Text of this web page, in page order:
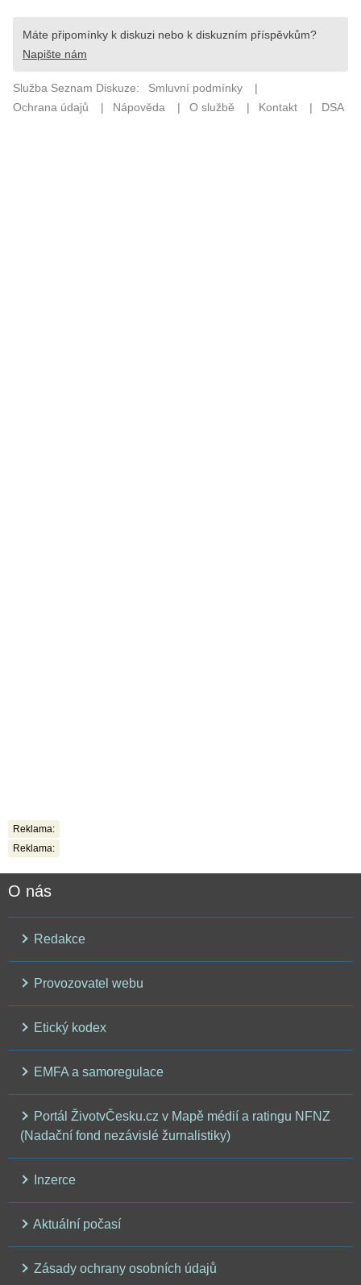
Reklama:
Reklama:
O nás
Redakce
Provozovatel webu
Etický kodex
EMFA a samoregulace
Portál ŽivotvČesku.cz v Mapě médií a ratingu NFNZ
(Nadační fond nezávislé žurnalistiky)
Inzerce
Aktuální počasí
Zásady ochrany osobních údajů